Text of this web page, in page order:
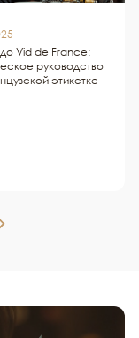
Vid de France:
руководство
этикетке